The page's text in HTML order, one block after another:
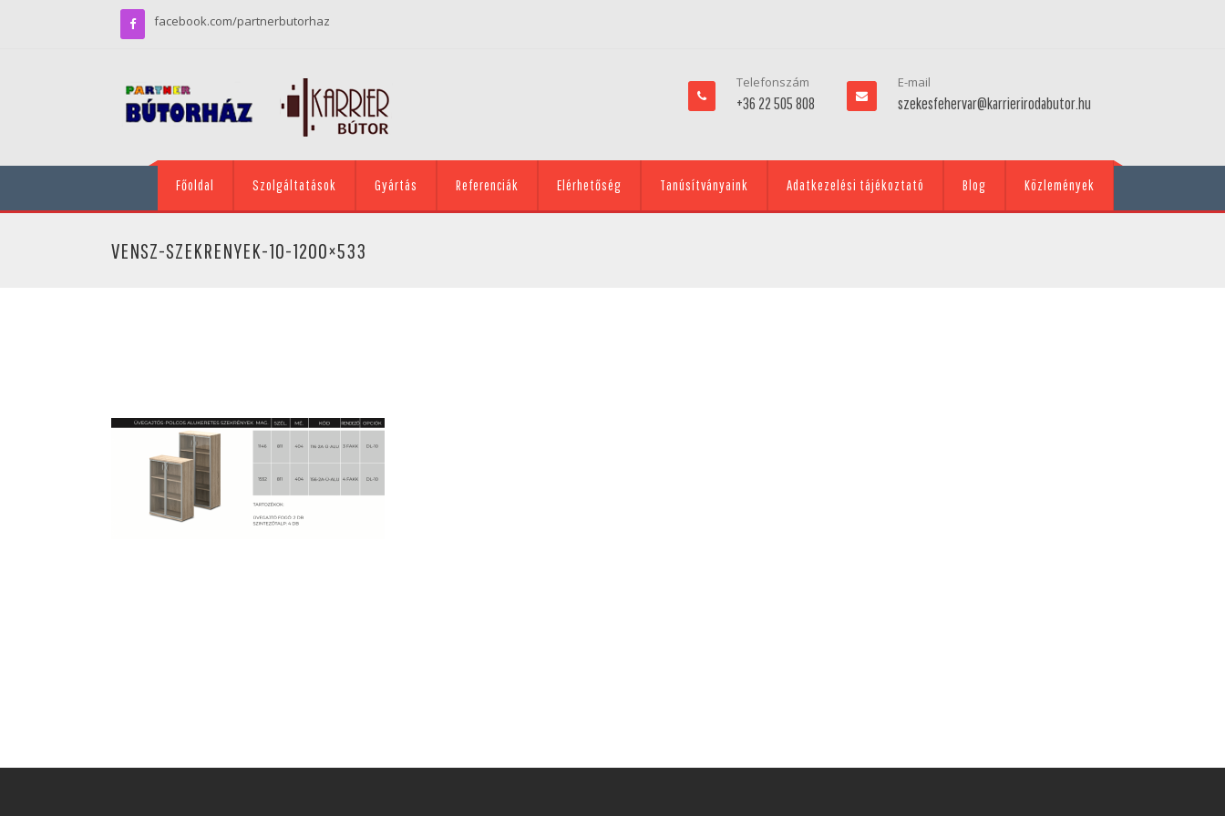
facebook.com/partnerbutorhaz
Telefonszám
+36 22 505 808
E-mail
szekesfehervar@karrierirodabutor.hu
Főoldal Szolgáltatások Gyártás Referenciák Elérhetőség Tanúsítványaink Adatkezelési tájékoztató Blog Közlemények
VENSZ-SZEKRENYEK-10-1200×533